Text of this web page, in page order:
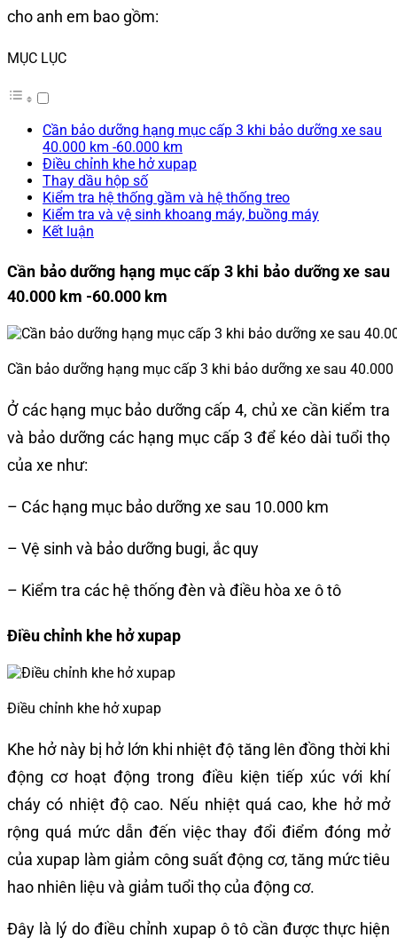
cho anh em bao gồm:
MỤC LỤC
Cần bảo dưỡng hạng mục cấp 3 khi bảo dưỡng xe sau
40.000 km -60.000 km
Điều chỉnh khe hở xupap
Thay dầu hộp số
Kiểm tra hệ thống gầm và hệ thống treo
Kiểm tra và vệ sinh khoang máy, buồng máy
Kết luận
Cần bảo dưỡng hạng mục cấp 3 khi bảo dưỡng xe sau
40.000 km -60.000 km
Cần bảo dưỡng hạng mục cấp 3 khi bảo dưỡng xe sau
Ở các hạng mục bảo dưỡng cấp 4, chủ xe cần kiểm tra
và bảo dưỡng các hạng mục cấp 3 để kéo dài tuổi thọ
của xe như:
– Các hạng mục bảo dưỡng xe sau 10.000 km
– Vệ sinh và bảo dưỡng bugi, ắc quy
– Kiểm tra các hệ thống đèn và điều hòa xe ô tô
Điều chỉnh khe hở xupap
Điều chỉnh khe hở xupap
Khe hở này bị hở lớn khi nhiệt độ tăng lên đồng thời khi
động cơ hoạt động trong điều kiện tiếp xúc với khí
cháy có nhiệt độ cao. Nếu nhiệt quá cao, khe hở mở
rộng quá mức dẫn đến việc thay đổi điểm đóng mở
của xupap làm giảm công suất động cơ, tăng mức tiêu
hao nhiên liệu và giảm tuổi thọ của động cơ.
Đây là lý do điều chỉnh xupap ô tô cần được thực hiện